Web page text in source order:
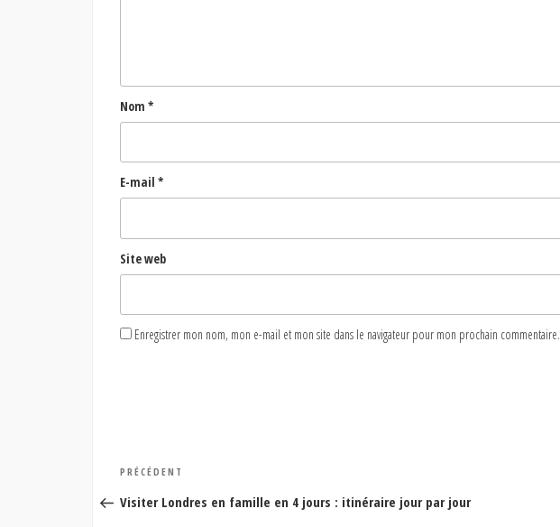
Nom *
E-mail *
Site web
Enregistrer mon nom, mon e-mail et mon site dans le navigateur pour mon prochain commentaire.
Navigation
de
Article
précédent
PRÉCÉDENT
Visiter Londres en famille en 4 jours : itinéraire jour par jour